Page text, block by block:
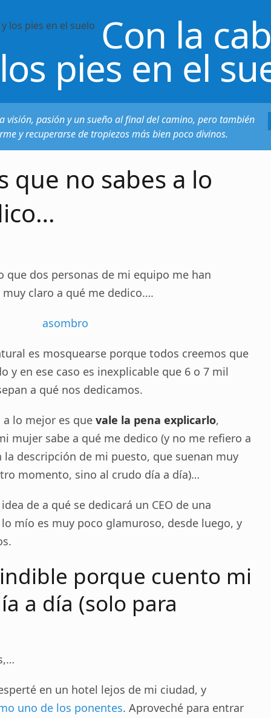
Con la
pies en el
visión, pasión y un sueño al final del camino, pero también
y recuperarse de tropiezos más bien poco divinos.
que no sabes a lo
que dos personas de mi equipo me han
claro a qué me dedico….
es mosquearse porque todos creemos que
y en ese caso es inexplicable que 6 o 7 mil
a qué nos dedicamos.
lo mejor es que vale la pena explicarlo,
mujer sabe a qué me dedico (y no me refiero a
la descripción de mi puesto, que suenan muy
momento, sino al crudo día a día)…
de a qué se dedicará un CEO de una
mío es muy poco glamuroso, desde luego, y
porque cuento mi
a día (solo para
en un hotel lejos de mi ciudad, y
uno de los ponentes. Aproveché para entrar